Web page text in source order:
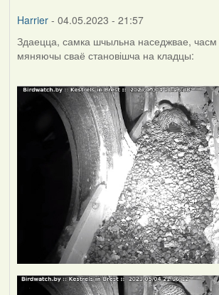
Harrier- 04.05.2023 - 21:57
Здаецца, самка шчыльна наседжвае, часм
мяняючы сваё становішча на кладцы: